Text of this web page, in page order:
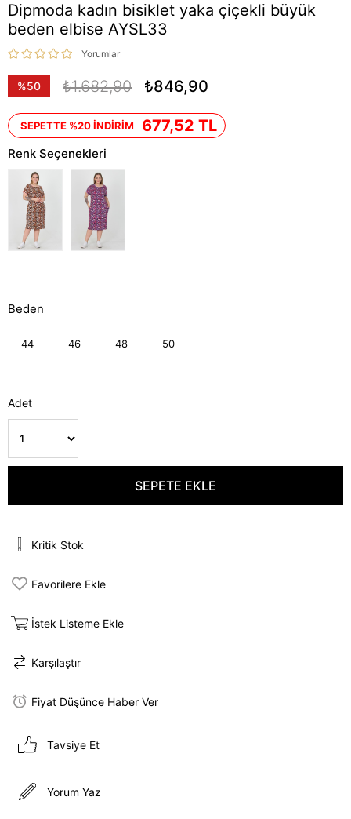
Dipmoda kadın bisiklet yaka çiçekli büyük
beden elbise AYSL33
Yorumlar
%50
₺1.682,90 ₺846,90
SEPETTE %20 İNDİRİM 677,52 TL
Renk Seçenekleri
Beden
44 46 48 50
Adet
Kritik Stok
Favorilere Ekle
İstek Listeme Ekle
Karşılaştır
Fiyat Düşünce Haber Ver
Tavsiye Et
Yorum Yaz